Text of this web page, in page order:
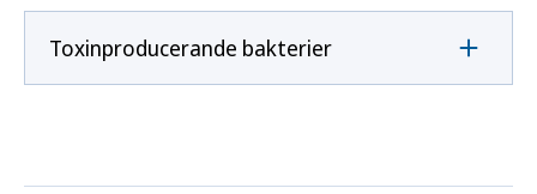
Toxinproducerande bakterier